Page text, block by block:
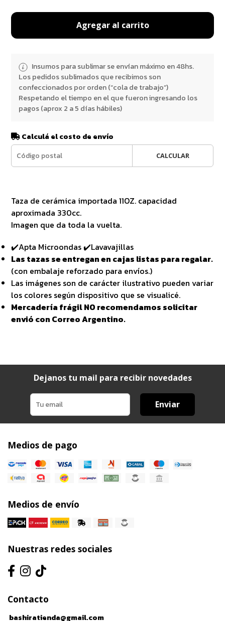
Agregar al carrito
Insumos para sublimar se envían máximo en 48hs.
Los pedidos sublimados que recibimos son
confeccionados por orden (“cola de trabajo”)
Respetando el tiempo en el que fueron ingresando los
pagos (aprox 2 a 5 días hábiles)
Calculá el costo de envío
CALCULAR
Taza de cerámica importada 11OZ. capacidad
aproximada 330cc.
Imagen que da toda la vuelta.
✔️Apta Microondas ✔️Lavavajillas
Las tazas se entregan en cajas listas para regalar.
(con embalaje reforzado para envíos.)
Las imágenes son de carácter ilustrativo pueden variar
los colores según dispositivo que se visualicé.
Mercadería frágil NO recomendamos solicitar
envió con Correo Argentino.
Dejanos tu mail para recibir novedades
Enviar
Medios de pago
Medios de envío
Nuestras redes sociales
Contacto
bashiratienda@gmail.com